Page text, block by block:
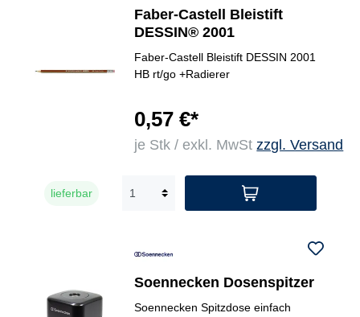
Faber-Castell Bleistift
DESSIN® 2001
Faber-Castell Bleistift DESSIN 2001
HB rt/go +Radierer
0,57 €*
je Stk / exkl. MwStzzgl. Versand
lieferbar
Soennecken Dosenspitzer
Soennecken Spitzdose einfach